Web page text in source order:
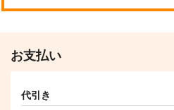
サンプル サンプル
お支払い
代引き